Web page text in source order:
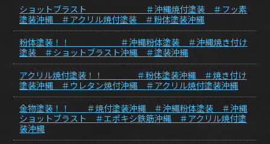
ショットブラスト ＃沖縄焼付塗装 ＃フッ素
塗装沖縄 ＃アクリル焼付塗装 ＃粉体塗装沖縄
粉体塗装！！ ＃沖縄粉体塗装 ＃沖縄焼き付け
塗装 ＃ショットブラスト沖縄 ＃塗装沖縄
アクリル焼付塗装！！ ＃粉体塗装沖縄 ＃焼き付け
塗装沖縄 ＃ウレタン焼付沖縄 ＃アクリル焼付塗装沖縄
金物塗装！！ ＃焼付塗装沖縄 ＃沖縄粉体塗装 ＃沖縄
ショットブラスト ＃エポキシ鉄筋沖縄 ＃アクリル焼付塗
装沖縄